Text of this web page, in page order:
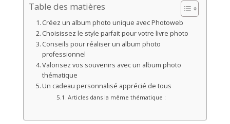
Table des matières
Créez un album photo unique avec Photoweb
Choisissez le style parfait pour votre livre photo
Conseils pour réaliser un album photo
professionnel
Valorisez vos souvenirs avec un album photo
thématique
Un cadeau personnalisé apprécié de tous
Articles dans la même thématique :